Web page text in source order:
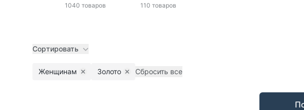
1040 товаров 110 товаров
Сортировать
Женщинам Remove filter
Золото Remove filter
Сбросить все